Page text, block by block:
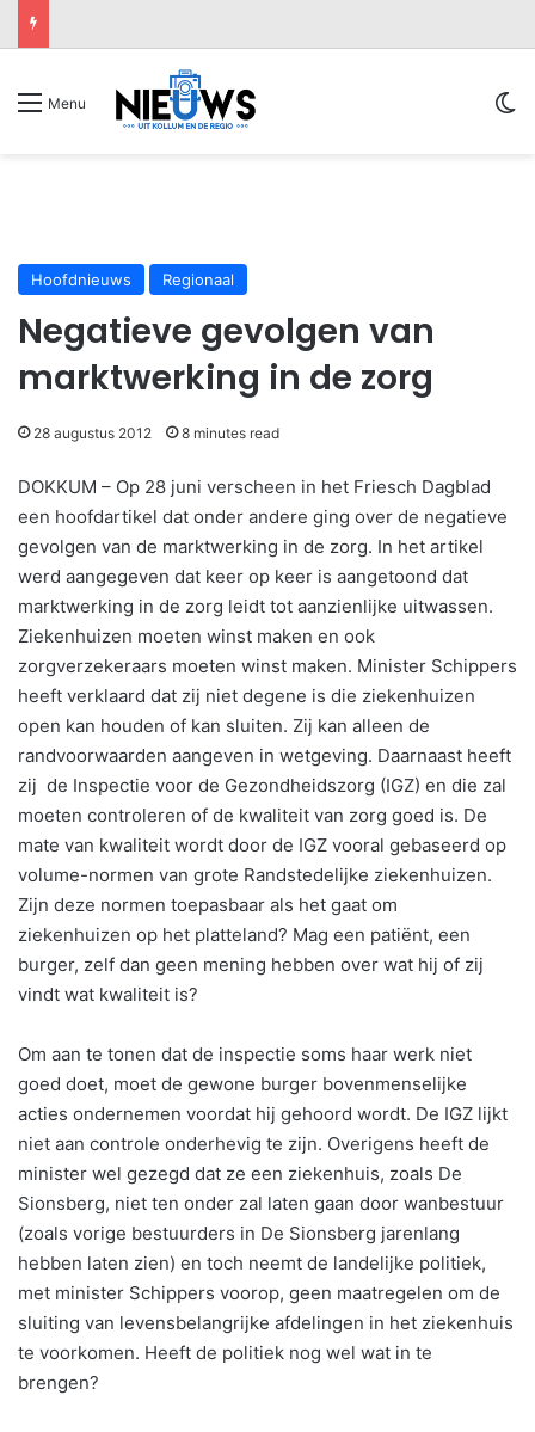
Menu
Hoofdnieuws Regionaal
Negatieve gevolgen van
marktwerking in de zorg
28 augustus 2012 8 minutes read
DOKKUM – Op 28 juni verscheen in het Friesch Dagblad
een hoofdartikel dat onder andere ging over de negatieve
gevolgen van de marktwerking in de zorg. In het artikel
werd aangegeven dat keer op keer is aangetoond dat
marktwerking in de zorg leidt tot aanzienlijke uitwassen.
Ziekenhuizen moeten winst maken en ook
zorgverzekeraars moeten winst maken. Minister Schippers
heeft verklaard dat zij niet degene is die ziekenhuizen
open kan houden of kan sluiten. Zij kan alleen de
randvoorwaarden aangeven in wetgeving. Daarnaast heeft
zij de Inspectie voor de Gezondheidszorg (IGZ) en die zal
moeten controleren of de kwaliteit van zorg goed is. De
mate van kwaliteit wordt door de IGZ vooral gebaseerd op
volume-normen van grote Randstedelijke ziekenhuizen.
Zijn deze normen toepasbaar als het gaat om
ziekenhuizen op het platteland? Mag een patiënt, een
burger, zelf dan geen mening hebben over wat hij of zij
vindt wat kwaliteit is?
Om aan te tonen dat de inspectie soms haar werk niet
goed doet, moet de gewone burger bovenmenselijke
acties ondernemen voordat hij gehoord wordt. De IGZ lijkt
niet aan controle onderhevig te zijn. Overigens heeft de
minister wel gezegd dat ze een ziekenhuis, zoals De
Sionsberg, niet ten onder zal laten gaan door wanbestuur
(zoals vorige bestuurders in De Sionsberg jarenlang
hebben laten zien) en toch neemt de landelijke politiek,
met minister Schippers voorop, geen maatregelen om de
sluiting van levensbelangrijke afdelingen in het ziekenhuis
te voorkomen. Heeft de politiek nog wel wat in te
brengen?